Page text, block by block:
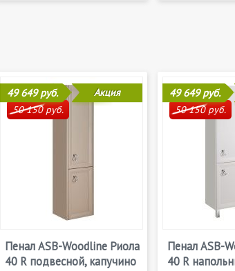
49 649 руб.
50 150 руб.
Акция
Пенал ASB-Woodline Риола
40 R подвесной, капучино
49 649 руб.
50 150 руб.
Пенал ASB-
40 R